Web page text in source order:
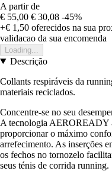
A partir de
€ 55,00 € 30,08 -45%
+€ 1,50 oferecidos na sua
validacao da sua encomenda
Loading...
Descrição
Collants respiráveis da
materiais reciclados.
Concentre-se no seu
A tecnologia AEROREADY
proporcionar o máximo
arrefecimento. As inserções
os fechos no tornozelo
seus ténis de corrida running.